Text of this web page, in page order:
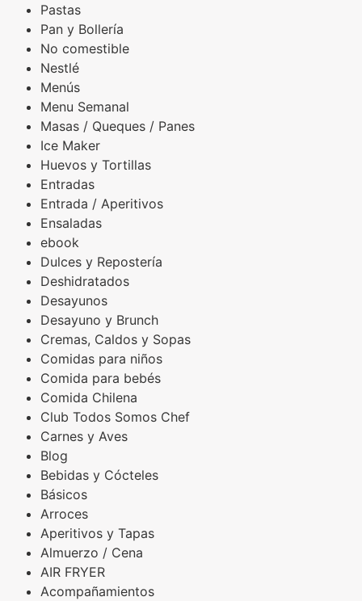
Pastas
Pan y Bollería
No comestible
Nestlé
Menús
Menu Semanal
Masas / Queques / Panes
Ice Maker
Huevos y Tortillas
Entradas
Entrada / Aperitivos
Ensaladas
ebook
Dulces y Repostería
Deshidratados
Desayunos
Desayuno y Brunch
Cremas, Caldos y Sopas
Comidas para niños
Comida para bebés
Comida Chilena
Club Todos Somos Chef
Carnes y Aves
Blog
Bebidas y Cócteles
Básicos
Arroces
Aperitivos y Tapas
Almuerzo / Cena
AIR FRYER
Acompañamientos